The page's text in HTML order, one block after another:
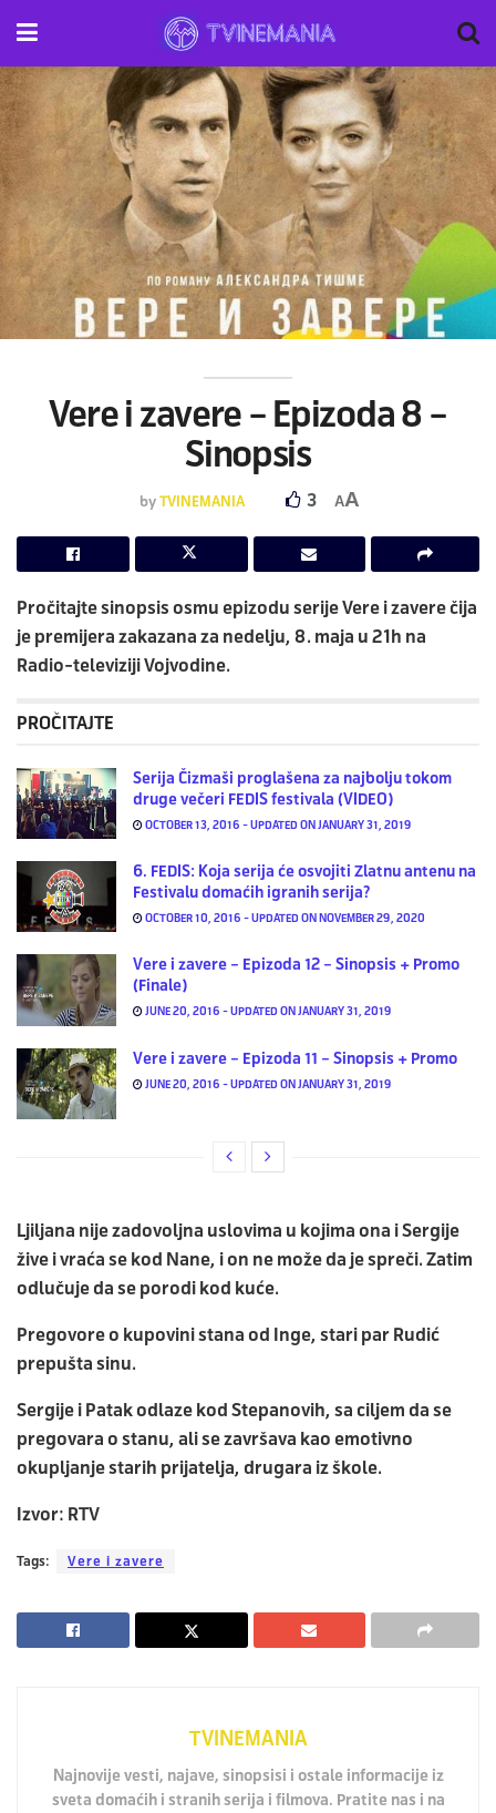
Vere i zavere – Epizoda 8 –
Sinopsis
by TVINEMANIA 3 AA
Pročitajte sinopsis osmu epizodu serijeVere i zaverečija
je premijera zakazana za nedelju, 8. maja u 21h na
Radio-televiziji Vojvodine.
PROČITAJTE
Serija Čizmaši proglašena za najbolju tokom
druge večeri FEDIS festivala (VIDEO)
OCTOBER 13, 2016 - UPDATED ON JANUARY 31, 2019
6. FEDIS: Koja serija će osvojiti Zlatnu antenu na
Festivalu domaćih igranih serija?
OCTOBER 10, 2016 - UPDATED ON NOVEMBER 29, 2020
Vere i zavere – Epizoda 12 – Sinopsis + Promo
(Finale)
JUNE 20, 2016 - UPDATED ON JANUARY 31, 2019
Vere i zavere – Epizoda 11 – Sinopsis + Promo
JUNE 20, 2016 - UPDATED ON JANUARY 31, 2019
Ljiljana nije zadovoljna uslovima u kojima ona i Sergije
žive i vraća se kod Nane, i on ne može da je spreči. Zatim
odlučuje da se porodi kod kuće.
Pregovore o kupovini stana od Inge, stari par Rudić
prepušta sinu.
Sergije i Patak odlaze kod Stepanovih, sa ciljem da se
pregovara o stanu, ali se završava kao emotivno
okupljanje starih prijatelja, drugara iz škole.
Izvor: RTV
Tags: Vere i zavere
TVINEMANIA
Najnovije vesti, najave, sinopsisi i ostale informacije iz
sveta domaćih i stranih serija i filmova. Pratite nas i na